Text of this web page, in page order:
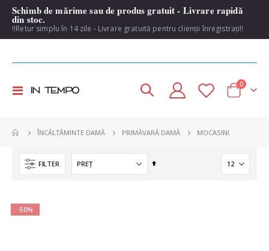
Schimb de mărime sau de produs gratuit - Livrare rapidă
din stoc.
!!Retur simplu în 14 zile - Livrare gratuită pentru clienții înregistrați!!
Toggle
Cart
0items
ÎNCĂLȚĂMINTE DAMĂ PRIMĂVARĂ DAMĂ MOCASINI
FILTER
Set
-50%